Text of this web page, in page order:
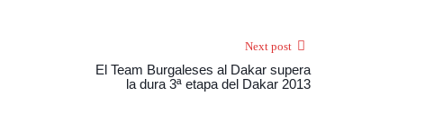
Next post
El Team Burgaleses al Dakar supera
la dura 3ª etapa del Dakar 2013